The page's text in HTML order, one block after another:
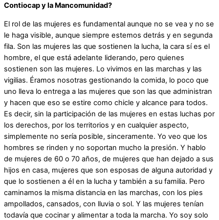
Contiocap y la Mancomunidad?
El rol de las mujeres es fundamental aunque no se vea y no se
le haga visible, aunque siempre estemos detrás y en segunda
fila. Son las mujeres las que sostienen la lucha, la cara sí es el
hombre, el que está adelante liderando, pero quienes
sostienen son las mujeres. Lo vivimos en las marchas y las
vigilias. Éramos nosotras gestionando la comida, lo poco que
uno lleva lo entrega a las mujeres que son las que administran
y hacen que eso se estire como chicle y alcance para todos.
Es decir, sin la participación de las mujeres en estas luchas por
los derechos, por los territorios y en cualquier aspecto,
simplemente no sería posible, sinceramente. Yo veo que los
hombres se rinden y no soportan mucho la presión. Y hablo
de mujeres de 60 o 70 años, de mujeres que han dejado a sus
hijos en casa, mujeres que son esposas de alguna autoridad y
que lo sostienen a él en la lucha y también a su familia. Pero
caminamos la misma distancia en las marchas, con los pies
ampollados, cansados, con lluvia o sol. Y las mujeres tenían
todavía que cocinar y alimentar a toda la marcha. Yo soy solo